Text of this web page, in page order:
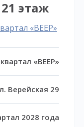
этаж
«ВЕЕР»
«ВЕЕР»
Верейская 29
2028 года